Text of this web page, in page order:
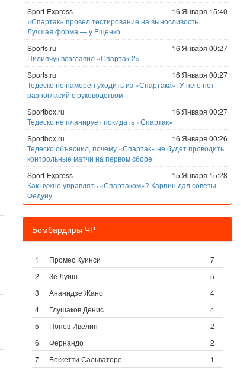
Sport-Express
16 Января 15:40
«Спартак» провел тестирование на выносливость.
Лучшая форма — у Ещенко
Sports.ru
16 Января 00:27
Пилипчук возглавил «Спартак-2»
Sports.ru
16 Января 00:27
Тедеско не намерен уходить из «Спартака». У него нет
разногласий с руководством
Sportbox.ru
16 Января 00:27
Тедеско не планирует покидать «Спартак»
Sportbox.ru
16 Января 00:26
Тедеско объяснил, почему «Спартак» не будет проводить
контрольные матчи на первом сборе
Sport-Express
15 Января 15:28
Как нужно управлять «Спартаком»? Карпин дал советы
Федуну
Бомбардиры ЧР
1 Промес Куинси
7
2
Зе Луиш
5
3
Ананидзе Жано
4
4
Глушаков Денис
4
5
Попов Ивелин
2
6
Фернандо
2
7
Боккетти Сальваторе
1